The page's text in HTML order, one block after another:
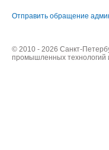
Отправить обращение
© 2010 - 2026 Санкт-
промышленных технологий